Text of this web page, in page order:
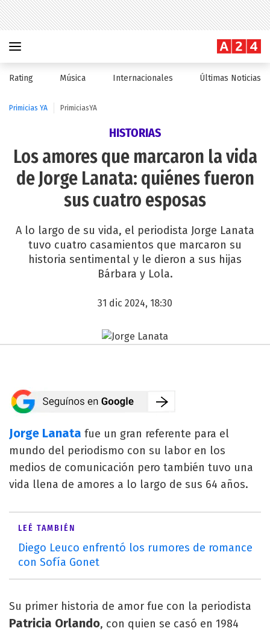
Rating Música Internacionales Últimas Noticias
Primicias YA PrimiciasYA
HISTORIAS
Los amores que marcaron la vida
de Jorge Lanata: quiénes fueron
sus cuatro esposas
A lo largo de su vida, el periodista Jorge Lanata
tuvo cuatro casamientos que marcaron su
historia sentimental y le dieron a sus hijas
Bárbara y Lola.
31 dic 2024, 18:30
Jorge Lanata fue un gran referente para el
mundo del periodismo con su labor en los
medios de comunicación pero también tuvo una
vida llena de amores a lo largo de sus 64 años.
LEÉ TAMBIÉN
Diego Leuco enfrentó los rumores de romance
con Sofía Gonet
Su primer historia de amor fue con la periodista
Patricia Orlando, con quien se casó en 1984